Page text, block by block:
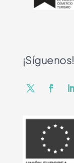
¡Síguenos!